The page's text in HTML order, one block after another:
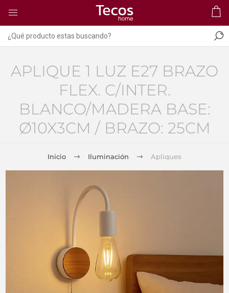
APLIQUE 1 LUZ E27 BRAZO
FLEX. C/INTER.
BLANCO/MADERA BASE:
Ø10X3CM / BRAZO: 25CM
Inicio Iluminación Apliques